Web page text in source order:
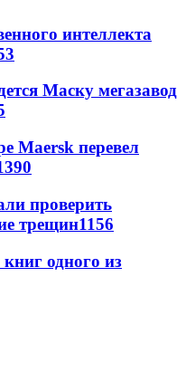
интеллекта
Маску мегазавод
Maersk перевел
проверить
трещин1156
одного из